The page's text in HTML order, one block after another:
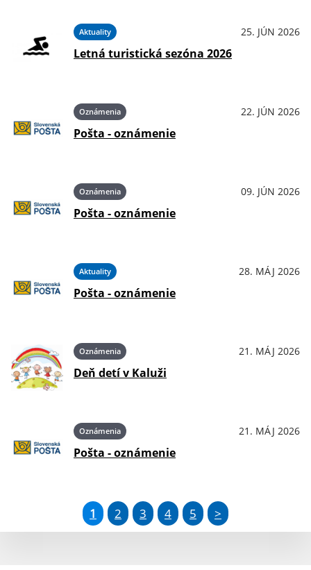
Aktuality 25. JÚN 2026
Letná turistická sezóna 2026
Oznámenia 22. JÚN 2026
Pošta - oznámenie
Oznámenia 09. JÚN 2026
Pošta - oznámenie
Aktuality 28. MÁJ 2026
Pošta - oznámenie
Oznámenia 21. MÁJ 2026
Deň detí v Kaluži
Oznámenia 21. MÁJ 2026
Pošta - oznámenie
1 2 3 4 5 >